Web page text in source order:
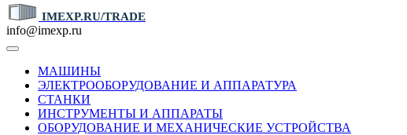
IMEXP.RU/TRADE
info@imexp.ru
МАШИНЫ
ЭЛЕКТРООБОРУДОВАНИЕ И АППАРАТУРА
СТАНКИ
ИНСТРУМЕНТЫ И АППАРАТЫ
ОБОРУДОВАНИЕ И МЕХАНИЧЕСКИЕ УСТРОЙСТВА